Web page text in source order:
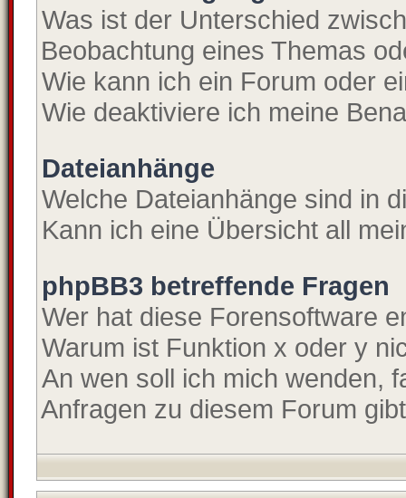
Was ist der Unterschied
Beobachtung eines Themas
Wie kann ich ein Forum oder
Wie deaktiviere ich meine
Dateianhänge
Welche Dateianhänge sind in
Kann ich eine Übersicht all
phpBB3 betreffende Fragen
Wer hat diese Forensoftware
Warum ist Funktion x oder y
An wen soll ich mich wenden,
Anfragen zu diesem Forum